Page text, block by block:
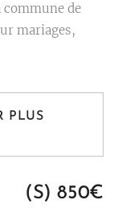
commune de
mariages,
PLUS
(S) 850€